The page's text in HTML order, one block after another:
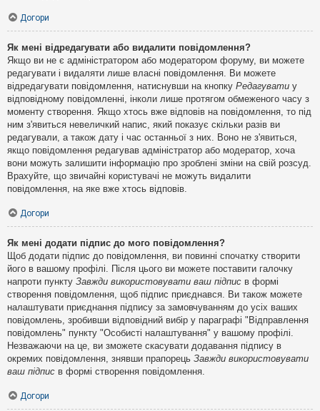
Догори
Як мені відредагувати або видалити повідомлення?
Якщо ви не є адміністратором або модератором форуму, ви можете
редагувати і видаляти лише власні повідомлення. Ви можете
відредагувати повідомлення, натиснувши на кнопку Редагувати у
відповідному повідомленні, інколи лише протягом обмеженого часу з
моменту створення. Якщо хтось вже відповів на повідомлення, то під
ним з'явиться невеличкий напис, який показує скільки разів ви
редагували, а також дату і час останньої з них. Воно не з'явиться,
якщо повідомлення редагував адміністратор або модератор, хоча
вони можуть залишити інформацію про зроблені зміни на свій розсуд.
Врахуйте, що звичайні користувачі не можуть видалити
повідомлення, на яке вже хтось відповів.
Догори
Як мені додати підпис до мого повідомлення?
Щоб додати підпис до повідомлення, ви повинні спочатку створити
його в вашому профілі. Після цього ви можете поставити галочку
напроти пункту Завжди використовувати ваш підпис в формі
створення повідомлення, щоб підпис приєднався. Ви також можете
налаштувати приєднання підпису за замовчуванням до усіх ваших
повідомлень, зробивши відповідний вибір у параграфі "Відправлення
повідомлень" пункту "Особисті налаштування" у вашому профілі.
Незважаючи на це, ви зможете скасувати додавання підпису в
окремих повідомлення, знявши прапорець Завжди використовувати
ваш підпис в формі створення повідомлення.
Догори